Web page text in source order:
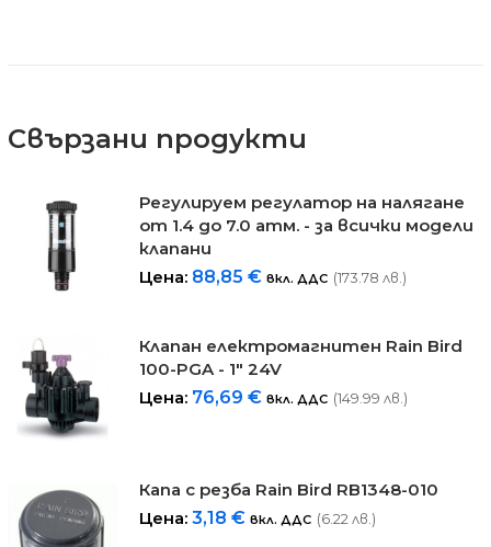
Свързани продукти
Регулируем регулатор на налягане
от 1.4 до 7.0 атм. - за всички модели
клапани
Цена: 88,85€ вкл. ДДС (173.78 лв.)
Клапан електромагнитен Rain Bird
100-PGA - 1" 24V
Цена: 76,69€ вкл. ДДС (149.99 лв.)
Капа с резба Rain Bird RB1348-010
Цена:3,18€ вкл. ДДС (6.22 лв.)